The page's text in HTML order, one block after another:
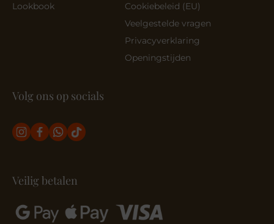
Lookbook
Cookiebeleid (EU)
Veelgestelde vragen
Privacyverklaring
Openingstijden
Volg ons op socials
Veilig betalen